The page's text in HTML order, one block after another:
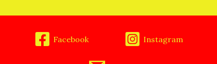
Facebook Instagram